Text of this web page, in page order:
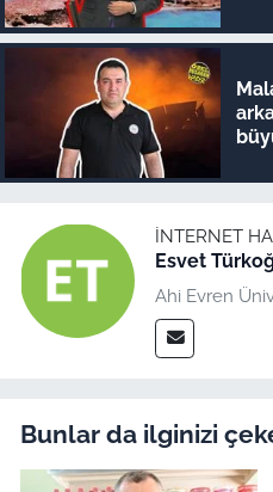
İNTERNET
Esvet
Ahi Evren
Bunlar da ilginizi